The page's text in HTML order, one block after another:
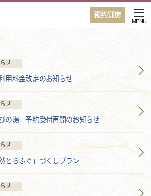
预约订房
MENU
せ
用料金改定のお知らせ
せ
の湯」予約受付再開のお知らせ
せ
とらふぐ」づくしプラン
せ